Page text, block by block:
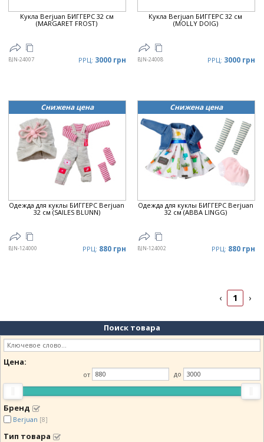
Кукла Berjuan БИГГЕРС 32 см
(MARGARET FROST)
BJN-24007 РРЦ: 3000 грн
Кукла Berjuan БИГГЕРС 32 см
(MOLLY DOIG)
BJN-24008 РРЦ: 3000 грн
Снижена цена
Одежда для куклы БИГГЕРС Berjuan
32 см (SAILES BLUNN)
BJN-124000 РРЦ: 880 грн
Снижена цена
Одежда для куклы БИГГЕРС Berjuan
32 см (ABBA LINGG)
BJN-124002 РРЦ: 880 грн
‹ 1 ›
Поиск товара
Цена:
от до
Бренд
Berjuan [8]
Тип товара